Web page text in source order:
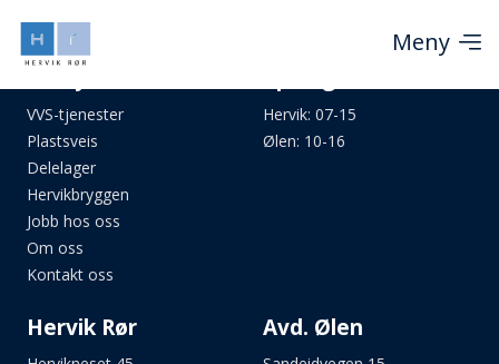
Meny
Hervik Rør Avd. Ølen
Hervik: 07-15
Ølen: 10-16
VVS-tjenester
Plastsveis
Delelager
Hervikbryggen
Jobb hos oss
Om oss
Kontakt oss